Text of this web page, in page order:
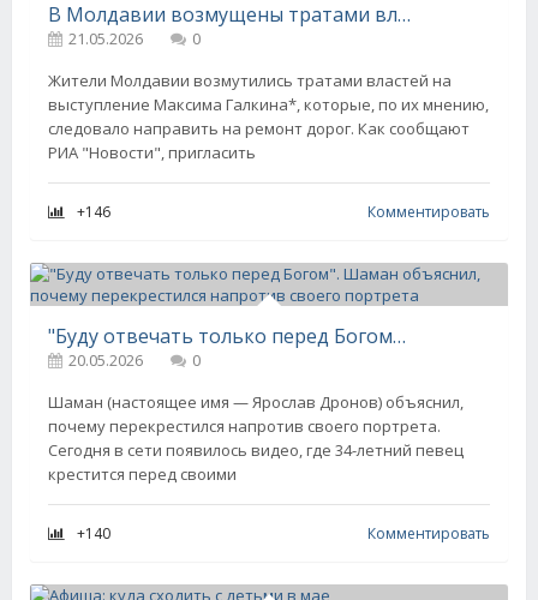
В Молдавии возмущены тратами властей на концерт Максима Галкина*
21.05.2026
0
Жители Молдавии возмутились тратами властей на
выступление Максима Галкина*, которые, по их мнению,
следовало направить на ремонт дорог. Как сообщают
РИА "Новости", пригласить
+146 Комментировать
"Буду отвечать только перед Богом". Шаман объяснил, почему перекрестился напротив своего портрета
20.05.2026
0
Шаман (настоящее имя — Ярослав Дронов) объяснил,
почему перекрестился напротив своего портрета.
Сегодня в сети появилось видео, где 34-летний певец
крестится перед своими
+140 Комментировать